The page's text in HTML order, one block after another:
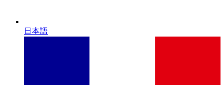
日本語